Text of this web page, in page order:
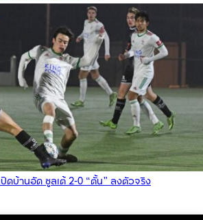
ปิดบ้านอัด ซูลเต้ 2-0 “ตั้น” ลงตัวจริง